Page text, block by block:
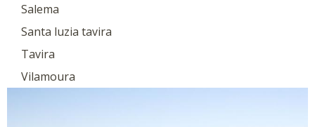
Salema
Santa luzia tavira
Tavira
Vilamoura